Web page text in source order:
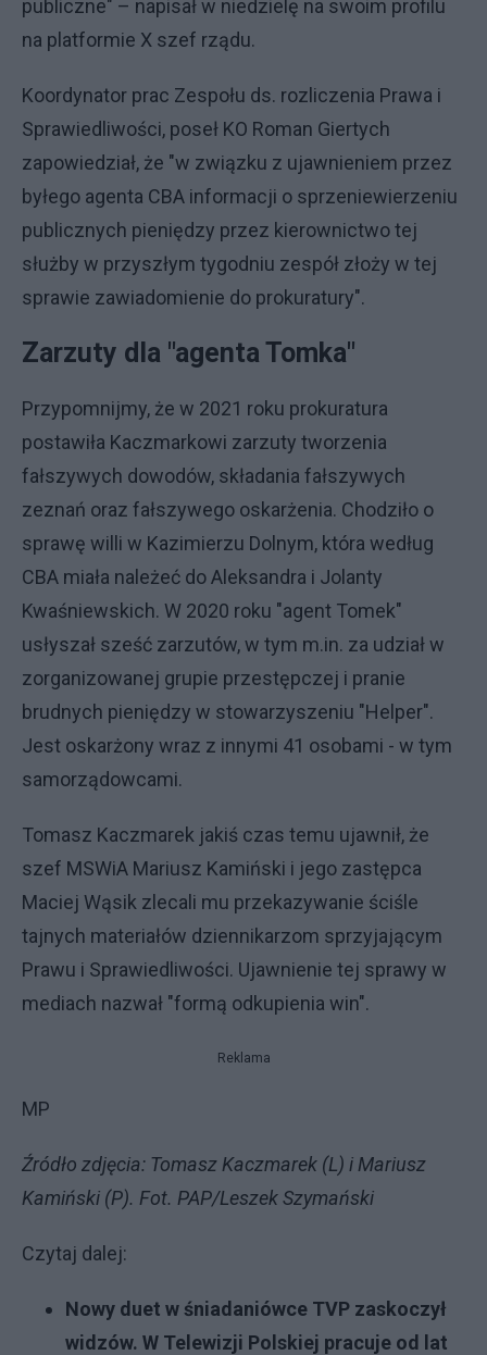
publiczne" – napisał w niedzielę na swoim profilu
na platformie X szef rządu.
Koordynator prac Zespołu ds. rozliczenia Prawa i
Sprawiedliwości, poseł KO Roman Giertych
zapowiedział, że "w związku z ujawnieniem przez
byłego agenta CBA informacji o sprzeniewierzeniu
publicznych pieniędzy przez kierownictwo tej
służby w przyszłym tygodniu zespół złoży w tej
sprawie zawiadomienie do prokuratury".
Zarzuty dla "agenta Tomka"
Przypomnijmy, że w 2021 roku prokuratura
postawiła Kaczmarkowi zarzuty tworzenia
fałszywych dowodów, składania fałszywych
zeznań oraz fałszywego oskarżenia. Chodziło o
sprawę willi w Kazimierzu Dolnym, która według
CBA miała należeć do Aleksandra i Jolanty
Kwaśniewskich. W 2020 roku "agent Tomek"
usłyszał sześć zarzutów, w tym m.in. za udział w
zorganizowanej grupie przestępczej i pranie
brudnych pieniędzy w stowarzyszeniu "Helper".
Jest oskarżony wraz z innymi 41 osobami - w tym
samorządowcami.
Tomasz Kaczmarek jakiś czas temu ujawnił, że
szef MSWiA Mariusz Kamiński i jego zastępca
Maciej Wąsik zlecali mu przekazywanie ściśle
tajnych materiałów dziennikarzom sprzyjającym
Prawu i Sprawiedliwości. Ujawnienie tej sprawy w
mediach nazwał "formą odkupienia win".
Reklama
MP
Źródło zdjęcia: Tomasz Kaczmarek (L) i Mariusz
Kamiński (P). Fot. PAP/Leszek Szymański
Czytaj dalej:
Nowy duet w śniadaniówce TVP zaskoczył
widzów. W Telewizji Polskiej pracuje od lat